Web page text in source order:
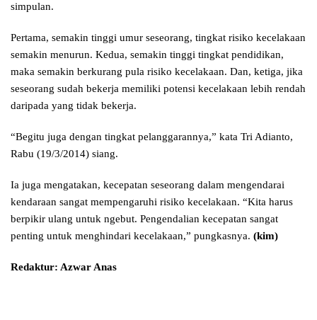
simpulan.
Pertama, semakin tinggi umur seseorang, tingkat risiko kecelakaan
semakin menurun. Kedua, semakin tinggi tingkat pendidikan,
maka semakin berkurang pula risiko kecelakaan. Dan, ketiga, jika
seseorang sudah bekerja memiliki potensi kecelakaan lebih rendah
daripada yang tidak bekerja.
“Begitu juga dengan tingkat pelanggarannya,” kata Tri Adianto,
Rabu (19/3/2014) siang.
Ia juga mengatakan, kecepatan seseorang dalam mengendarai
kendaraan sangat mempengaruhi risiko kecelakaan. “Kita harus
berpikir ulang untuk ngebut. Pengendalian kecepatan sangat
penting untuk menghindari kecelakaan,” pungkasnya. (kim)
Redaktur: Azwar Anas